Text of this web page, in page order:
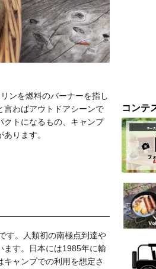
ンを燃料のバーナーを指し
言わばアウトドアシーンで
クトになるもの、キャンプ
ります。
す。人類初の南極点到達や
ます。日本には1985年に輸
ャンプでの利用を想定さ
コンテ